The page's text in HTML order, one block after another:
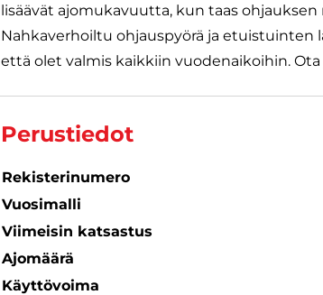
lisäävät ajomukavuutta, kun taas
Nahkaverhoiltu ohjauspyörä ja etuistuinten
että olet valmis kaikkiin vuodenaikoihin.
Perustiedot
Rekisterinumero
Vuosimalli
Viimeisin katsastus
Ajomäärä
Käyttövoima